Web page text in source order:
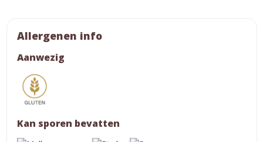
Allergenen info
Aanwezig
Kan sporen bevatten